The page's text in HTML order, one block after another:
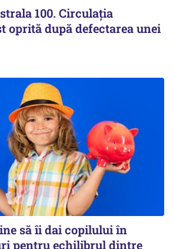
100. Circulația
oprită după defectarea unei
să îi dai copilului în
pentru echilibrul dintre